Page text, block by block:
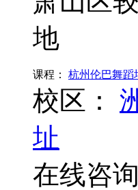
地
课程： 杭州伦巴舞蹈
校区：
址
在线咨询